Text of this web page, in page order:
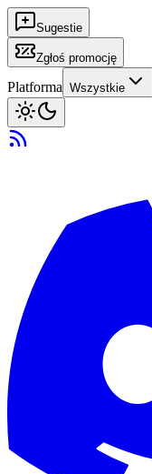
Sugestie
Zgłoś promocję
Platforma Wszystkie